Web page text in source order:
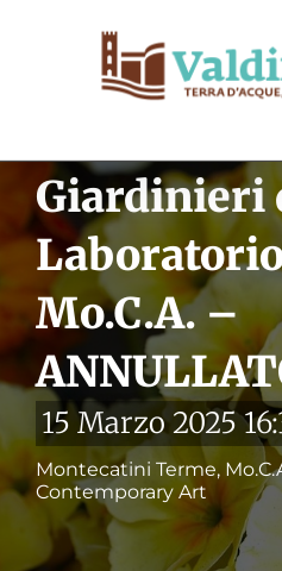
Giardinieri
Mo.C.A. –
15 Marzo 2025
Montecatini Terme,
Contemporary Art